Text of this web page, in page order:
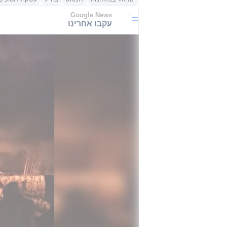
Google News
עקבו אחרינו